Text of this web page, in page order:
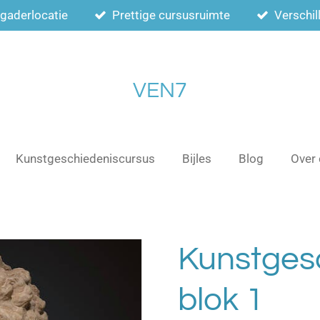
Prettige cursusruimte
VEN7
Kunstgeschiedeniscursus Bijles Blog Over
blok 1